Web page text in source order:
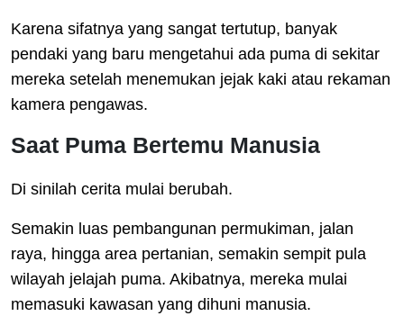
Karena sifatnya yang sangat tertutup, banyak
pendaki yang baru mengetahui ada puma di sekitar
mereka setelah menemukan jejak kaki atau rekaman
kamera pengawas.
Saat Puma Bertemu Manusia
Di sinilah cerita mulai berubah.
Semakin luas pembangunan permukiman, jalan
raya, hingga area pertanian, semakin sempit pula
wilayah jelajah puma. Akibatnya, mereka mulai
memasuki kawasan yang dihuni manusia.